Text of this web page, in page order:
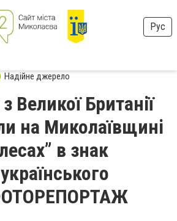
Рус
Надійне джерело
Великої Британії
на Миколаївщині
в знак